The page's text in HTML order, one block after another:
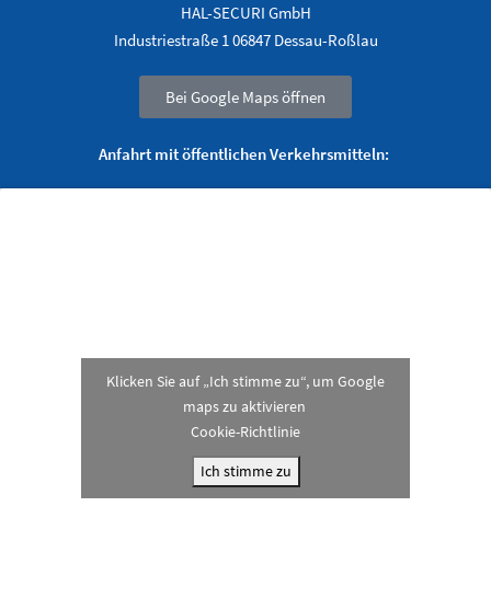
HAL-SECURI GmbH
Industriestraße 1 06847 Dessau-Roßlau
Bei Google Maps öffnen
Anfahrt mit öffentlichen Verkehrsmitteln:
Klicken Sie auf „Ich stimme zu“, um Google
maps zu aktivieren
Cookie-Richtlinie
Ich stimme zu